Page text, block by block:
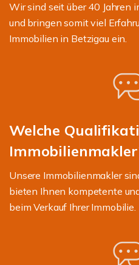
Wir sind seit über 40 Jahren
und bringen somit viel
Immobilien in Betzigau ein.
Welche
Unsere Immobilienmakler
bieten Ihnen kompetente
beim Verkauf Ihrer Immobilie.